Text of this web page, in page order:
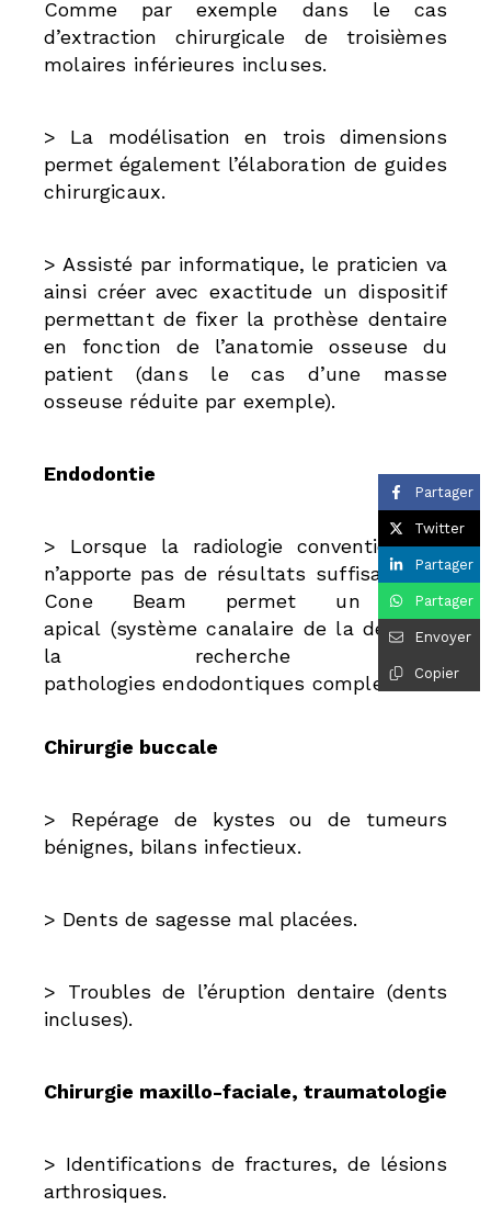
Comme par exemple dans le cas
d’extraction chirurgicale detroisièmes
molaires inférieures incluses.
> La modélisation en trois dimensions
permet également l’élaboration de guides
chirurgicaux.
> Assisté par informatique, le praticien va
ainsi créer avecexactitude un dispositif
permettant de fixer la prothèse dentaire
en fonction de l’anatomie osseuse du
patient (dans le cas d’une masse
osseuse réduite par exemple).
Endodontie
> Lorsque la radiologie conventionnelle
n’apporte pas de résultats suffisants, le
Cone Beam permet un bilan
apical (système canalaire de la dent) ou
la recherche de
pathologiesendodontiques complexes.
Chirurgie buccale
> Repérage de kystes ou de tumeurs
bénignes, bilans infectieux.
> Dents de sagesse mal placées.
> Troubles de l’éruption dentaire (dents
incluses).
Chirurgie maxillo-faciale, traumatologie
> Identifications de fractures, de lésions
arthrosiques.
Partager
Twitter
Partager
Partager
Envoyer
Copier